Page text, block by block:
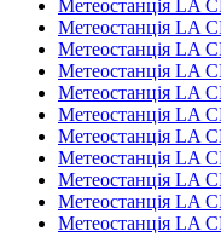
Метеостанція LA
Метеостанція LA
Метеостанція LA
Метеостанція LA
Метеостанція LA
Метеостанція LA
Метеостанція LA
Метеостанція LA
Метеостанція LA
Метеостанція LA
Метеостанція LA